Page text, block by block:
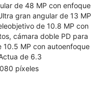
de 48 MP con enfoque
gran angular de 13 MP
de 10.8 MP con
cámara doble PD para
10.5 MP con autoenfoque
de 6.3
píxeles